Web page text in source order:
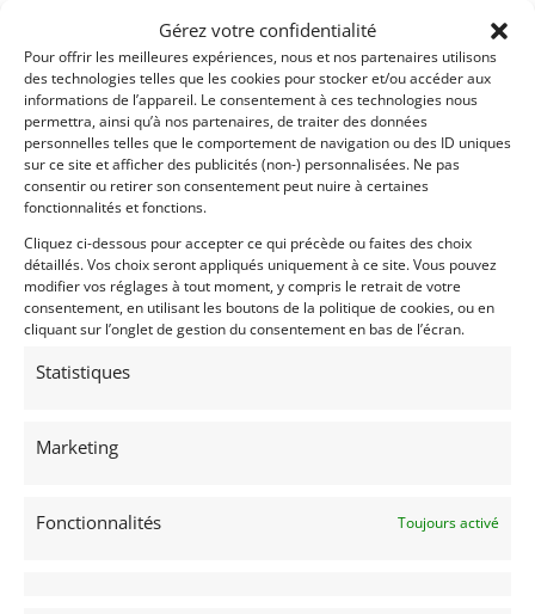
Gérez votre confidentialité
Pour offrir les meilleures expériences, nous et nos partenaires utilisons
des technologies telles que les cookies pour stocker et/ou accéder aux
informations de l’appareil. Le consentement à ces technologies nous
permettra, ainsi qu’à nos partenaires, de traiter des données
personnelles telles que le comportement de navigation ou des ID uniques
sur ce site et afficher des publicités (non-) personnalisées. Ne pas
consentir ou retirer son consentement peut nuire à certaines
fonctionnalités et fonctions.
Cliquez ci-dessous pour accepter ce qui précède ou faites des choix
détaillés. Vos choix seront appliqués uniquement à ce site. Vous pouvez
modifier vos réglages à tout moment, y compris le retrait de votre
consentement, en utilisant les boutons de la politique de cookies, ou en
cliquant sur l’onglet de gestion du consentement en bas de l’écran.
Statistiques
Marketing
Fonctionnalités Toujours activé
Passeport ASN Numéro
Extrait
Passeport Technique
(3 volets)
Passeport technique
international
(PTH)
Voir les 5 annonces deportatile73
Publié: 24 juin 2026 (il y a 2 mois)
GT Rallye FIA
Grand Tourisme [GT]